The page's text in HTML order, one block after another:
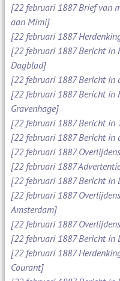
[22 februari 1887 Brief van
aan Mimi]
[22 februari 1887
[22 februari 1887 Bericht in
Dagblad]
[22 februari 1887 Bericht in
[22 februari 1887 Bericht in
Gravenhage]
[22 februari 1887 Bericht in
[22 februari 1887 Bericht in
[22 februari 1887
[22 februari 1887
[22 februari 1887 Bericht in
[22 februari 1887
Amsterdam]
[22 februari 1887
[22 februari 1887 Bericht in
[22 februari 1887
Courant]